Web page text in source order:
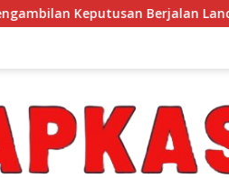
Berjalan Lancar WFS Pimpin